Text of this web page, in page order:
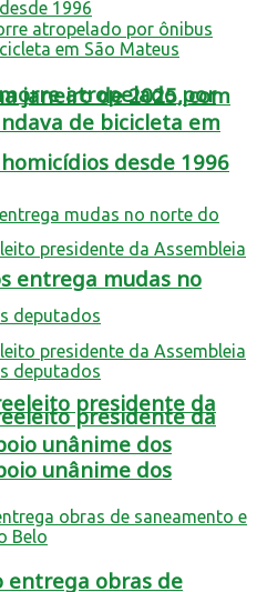
janeiro de 2025, com
desde 1996
presidente da
unânime dos
atropelado por
de bicicleta em
entrega mudas no
presidente da
unânime dos
entrega obras de